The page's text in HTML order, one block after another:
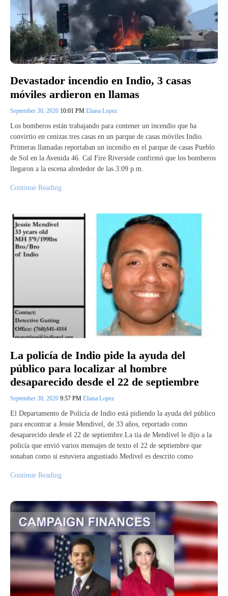
Devastador incendio en Indio, 3 casas
móviles ardieron en llamas
September 30, 2020 10:01 PM Eliana Lopez
Los bomberos están trabajando para contener un incendio que ha
convirtio en cenizas tres casas en un parque de casas móviles Indio.
Primeras llamadas reportaban un incendio en el parque de casas Pueblo
de Sol en la Avenida 46. Cal Fire Riverside confirmó que los bomberos
llegaron a la escena alrededor de las 3:09 p.m.
Continue Reading
La policía de Indio pide la ayuda del
público para localizar al hombre
desaparecido desde el 22 de septiembre
September 30, 2020 9:57 PM Eliana Lopez
El Departamento de Policía de Indio está pidiendo la ayuda del público
para encontrar a Jessie Mendivel, de 33 años, reportado como
desaparecido desde el 22 de septiembre.La tía de Mendivel le dijo a la
policía que envió varios mensajes de texto el 22 de septiembre que
sonaban como si estuviera angustiado.Medivel es descrito como
Continue Reading